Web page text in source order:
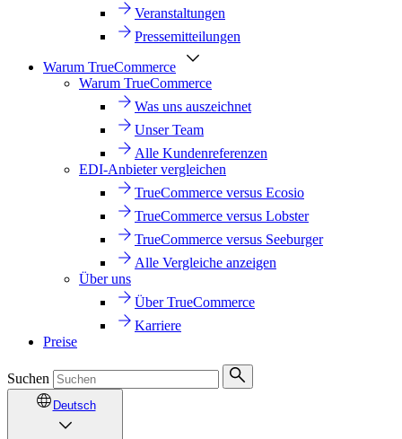
Veranstaltungen
Pressemitteilungen
Warum TrueCommerce
Warum TrueCommerce
Was uns auszeichnet
Unser Team
Alle Kundenreferenzen
EDI-Anbieter vergleichen
TrueCommerce versus Ecosio
TrueCommerce versus Lobster
TrueCommerce versus Seeburger
Alle Vergleiche anzeigen
Über uns
Über TrueCommerce
Karriere
Preise
Suchen
Deutsch